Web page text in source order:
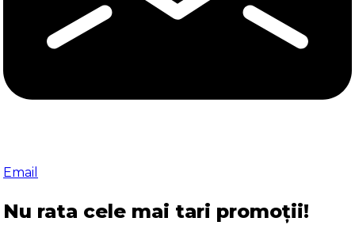
Email
Nu rata cele mai tari promoții!